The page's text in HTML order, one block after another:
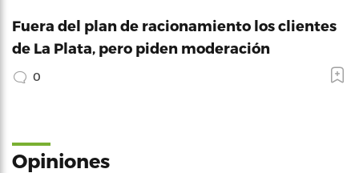
Fuera del plan de racionamiento los clientes
de La Plata, pero piden moderación
0
Opiniones